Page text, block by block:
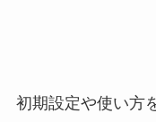
初期設定や使い方